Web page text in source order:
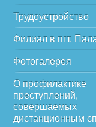
Трудоустройство
Филиал в пгт.
Фотогалерея
О профилактике
преступлений,
совершаемых
дистанционным